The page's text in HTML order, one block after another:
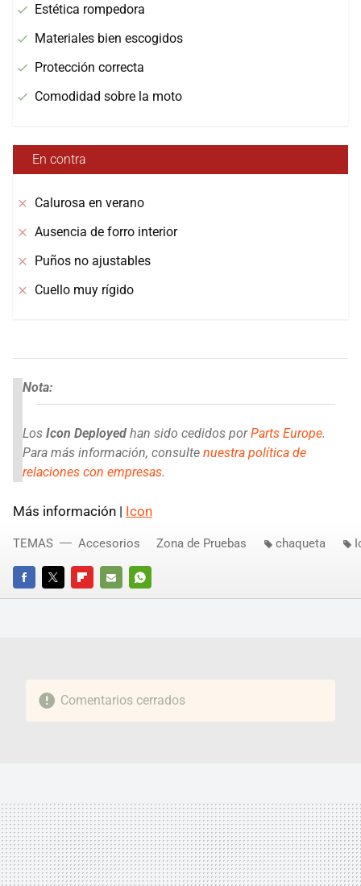
Estética rompedora
Materiales bien escogidos
Protección correcta
Comodidad sobre la moto
En contra
Calurosa en verano
Ausencia de forro interior
Puños no ajustables
Cuello muy rígido
Nota:
Los Icon Deployed han sido cedidos porParts Europe.
Para más información, consulte nuestra política de
relaciones con empresas.
Más información | Icon
FACEBOOKTWITTERFLIPBOARD
E-
WHATSAPP
TEMAS Accesorios Zona de Pruebas chaqueta
Comentarios cerrados